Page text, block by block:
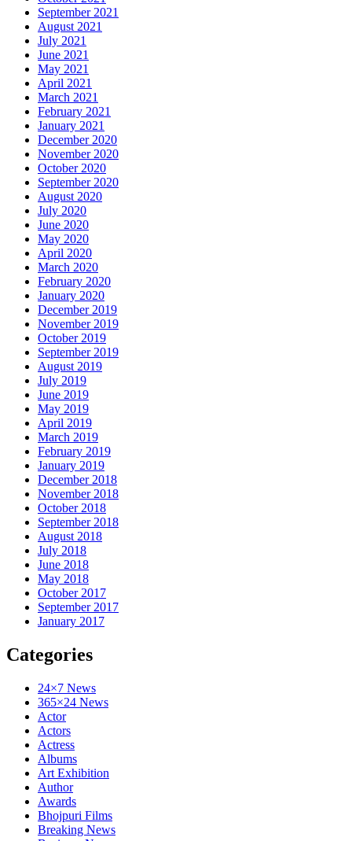
September 2021
August 2021
July 2021
June 2021
May 2021
April 2021
March 2021
February 2021
January 2021
December 2020
November 2020
October 2020
September 2020
August 2020
July 2020
June 2020
May 2020
April 2020
March 2020
February 2020
January 2020
December 2019
November 2019
October 2019
September 2019
August 2019
July 2019
June 2019
May 2019
April 2019
March 2019
February 2019
January 2019
December 2018
November 2018
October 2018
September 2018
August 2018
July 2018
June 2018
May 2018
October 2017
September 2017
January 2017
Categories
24×7 News
365×24 News
Actor
Actors
Actress
Albums
Art Exhibition
Author
Awards
Bhojpuri Films
Breaking News